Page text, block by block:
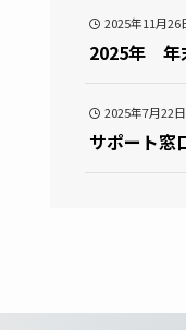
2025年11月26
2025年 年
2025年7月22日
サポート窓